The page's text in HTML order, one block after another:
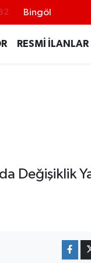
Bingöl
RESMİ İLANLAR
Değişiklik